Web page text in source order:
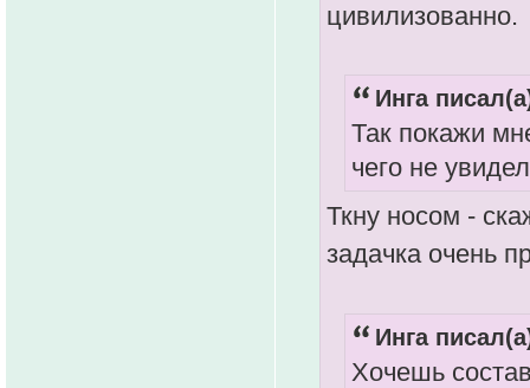
цивилизованно.
Инга
Так покажи
чего не
Ткну носом -
задачка очень
Инга
Хочешь